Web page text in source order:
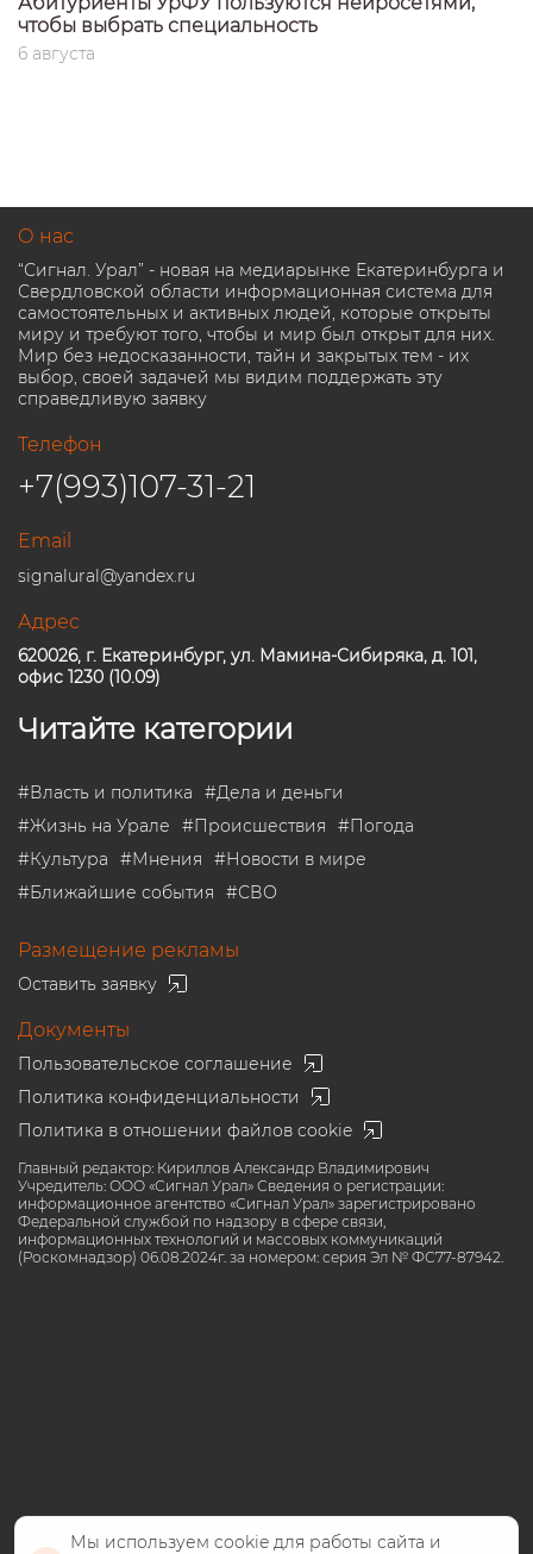
чтобы выбрать специальность
6 августа
О нас
“Сигнал. Урал” - новая на медиарынке Екатеринбурга и
Свердловской области информационная система для
самостоятельных и активных людей, которые открыты
миру и требуют того, чтобы и мир был открыт для них.
Мир без недосказанности, тайн и закрытых тем - их
выбор, своей задачей мы видим поддержать эту
справедливую заявку
Телефон
+7(993)107-31-21
Email
signalural@yandex.ru
Адрес
620026, г. Екатеринбург, ул. Мамина-Сибиряка, д. 101,
офис 1230 (10.09)
Читайте категории
#Власть и политика #Дела и деньги
#Жизнь на Урале #Происшествия #Погода
#Культура #Мнения #Новости в мире
#Ближайшие события #СВО
Размещение рекламы
Оставить заявку
Документы
Пользовательское соглашение
Политика конфиденциальности
Политика в отношении файлов cookie
Главный редактор: Кириллов Александр Владимирович
Учредитель: ООО «Сигнал Урал» Сведения о регистрации:
информационное агентство «Сигнал Урал» зарегистрировано
Федеральной службой по надзору в сфере связи,
информационных технологий и массовых коммуникаций
(Роскомнадзор) 06.08.2024г. за номером: серия Эл № ФС77-87942.
Мы используем cookie для работы сайта и